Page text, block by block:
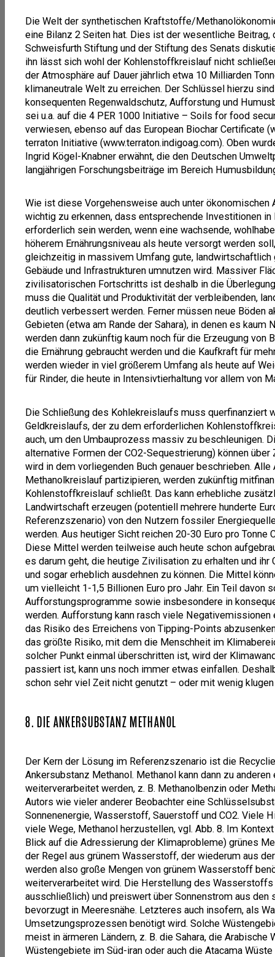
Die Welt der synthetischen Kraftstoffe/
eine Bilanz 2 Seiten hat. Dies ist der wesentliche Beitrag,
Schweisfurth Stiftung und der Stiftung des Senats
ihn lässt sich wohl der Kohlenstoffkreislauf nicht
der Atmosphäre auf Dauer jährlich etwa 10 Milliarden
klimaneutrale Welt zu erreichen. Der Schlüssel hierzu
konsequenten Regenwaldschutz, Aufforstung und
sei u.a. auf die 4 PER 1000 Initiative – Soils for food
verwiesen, ebenso auf das European Biochar Certificate
terraton Initiative (www.terraton.indigoag.com). Oben
Ingrid Kögel-Knabner erwähnt, die den Deutschen
langjährigen Forschungsbeiträge im Bereich
Wie ist diese Vorgehensweise auch unter
wichtig zu erkennen, dass entsprechende Investitionen
erforderlich sein werden, wenn eine wachsende,
höherem Ernährungsniveau als heute versorgt werden
gleichzeitig in massivem Umfang gute, landwirtschaftlich
Gebäude und Infrastrukturen umnutzen wird. Massiver
zivilisatorischen Fortschritts ist deshalb in die
muss die Qualität und Produktivität der verbleibenden,
deutlich verbessert werden. Ferner müssen neue Böden
Gebieten (etwa am Rande der Sahara), in denen es kaum
werden dann zukünftig kaum noch für die Erzeugung
die Ernährung gebraucht werden und die Kaufkraft für
werden wieder in viel größerem Umfang als heute auf
für Rinder, die heute in Intensivtierhaltung vor allem von
Die Schließung des Kohlekreislaufs muss querfinanziert
Geldkreislaufs, der zu dem erforderlichen
auch, um den Umbauprozess massiv zu beschleunigen.
alternative Formen der CO2-Sequestrierung) können
wird in dem vorliegenden Buch genauer beschrieben.
Methanolkreislauf partizipieren, werden zukünftig
Kohlenstoffkreislauf schließt. Das kann erhebliche
Landwirtschaft erzeugen (potentiell mehrere hunderte
Referenzszenario) von den Nutzern fossiler
werden. Aus heutiger Sicht reichen 20-30 Euro pro Tonne
Diese Mittel werden teilweise auch heute schon
es darum geht, die heutige Zivilisation zu erhalten und
und sogar erheblich ausdehnen zu können. Die Mittel
um vielleicht 1-1,5 Billionen Euro pro Jahr. Ein Teil davon
Aufforstungsprogramme sowie insbesondere in
werden. Aufforstung kann rasch viele
das Risiko des Erreichens von Tipping-Points
das größte Risiko, mit dem die Menschheit im
solcher Punkt einmal überschritten ist, wird der
passiert ist, kann uns noch immer etwas einfallen.
schon sehr viel Zeit nicht genutzt – oder mit wenig
8. DIE ANKERSUBSTANZ METHANOL
Der Kern der Lösung im Referenzszenario ist die
Ankersubstanz Methanol. Methanol kann dann zu
weiterverarbeitet werden, z. B. Methanolbenzin oder
Autors wie vieler anderer Beobachter eine
Sonnenenergie, Wasserstoff, Sauerstoff und CO2. Viele
viele Wege, Methanol herzustellen, vgl. Abb. 8. Im
Blick auf die Adressierung der Klimaprobleme) grünes
der Regel aus grünem Wasserstoff, der wiederum aus
werden also große Mengen von grünem Wasserstoff
weiterverarbeitet wird. Die Herstellung des
ausschließlich) und preiswert über Sonnenstrom aus den
bevorzugt in Meeresnähe. Letzteres auch insofern, als
Umsetzungsprozessen benötigt wird. Solche
meist in ärmeren Ländern, z. B. die Sahara, die Arabische
Wüstengebiete im Süd-iran oder auch die Atacama